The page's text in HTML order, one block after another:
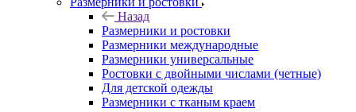
Назад
Размерники и ростовки
Размерники международные
Размерники универсальные
Ростовки с двойными числами (четные)
Для детской одежды
Размерники с тканым краем